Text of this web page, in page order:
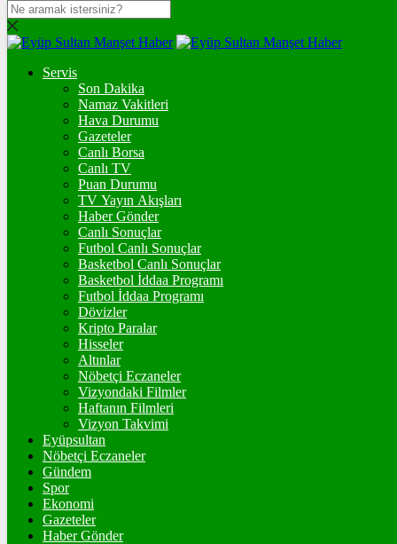
DOLAR
47,7436$% 0.18
EURO
% 0.32
STERLİN
% 0.38
GRAM ALTIN
%2,59
%2,39
BİTCOİN
฿%0.1
ETHEREUM
%0.2
TETHER
47.67
$%0
Servis
Son Dakika
Namaz Vakitleri
Hava Durumu
Gazeteler
Canlı Borsa
Canlı TV
Puan Durumu
TV Yayın Akışları
Haber Gönder
Canlı Sonuçlar
Futbol Canlı Sonuçlar
Basketbol Canlı Sonuçlar
Basketbol İddaa Programı
Futbol İddaa Programı
Dövizler
Kripto Paralar
Hisseler
Altınlar
Nöbetçi Eczaneler
Vizyondaki Filmler
Haftanın Filmleri
Vizyon Takvimi
Eyüpsultan
Nöbetçi Eczaneler
Gündem
Spor
Ekonomi
Gazeteler
Haber Gönder
20:37 / CHP EYÜPSULTAN İLÇE ÖRGÜTÜ ÜYELERİ